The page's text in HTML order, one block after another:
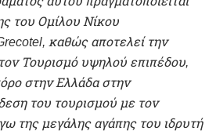
του Ομίλου Νίκου
καθώς αποτελεί την
Τουρισμό υψηλού επιπέδου,
στην Ελλάδα στην
του τουρισμού με τον
της μεγάλης αγάπης του ιδρυτή